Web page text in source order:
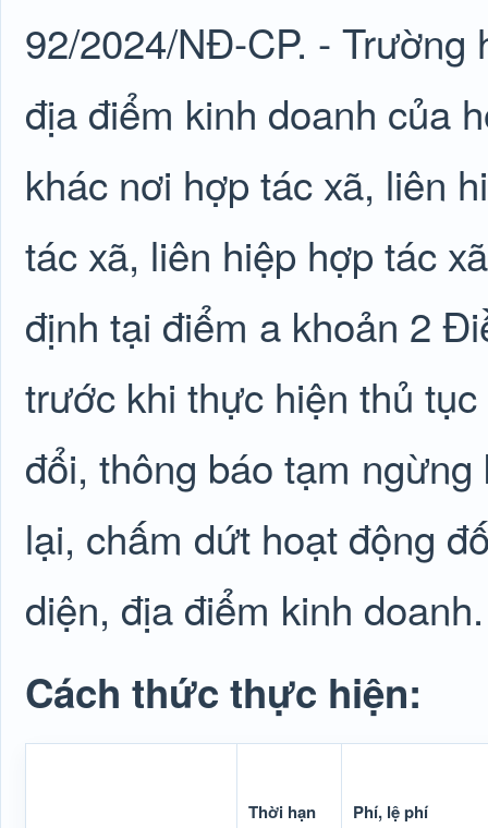
92/2024/NĐ-CP. - Trường
địa điểm kinh doanh của
khác nơi hợp tác xã, liên
tác xã, liên hiệp hợp tác
định tại điểm a khoản 2
trước khi thực hiện thủ
đổi, thông báo tạm
lại, chấm dứt hoạt động
diện, địa điểm kinh doanh.
Cách thức thực hiện:
Thời hạn
Phí, lệ phí